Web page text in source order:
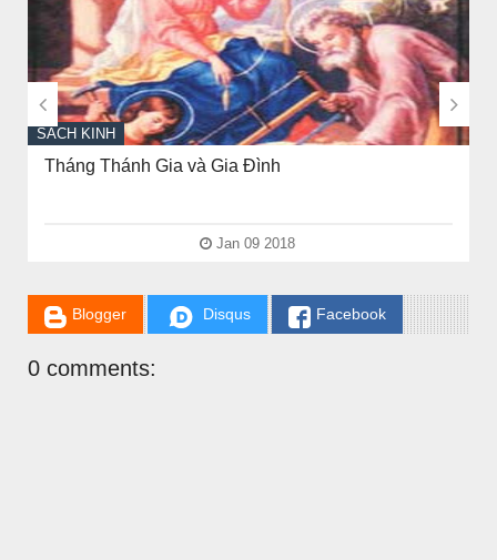
SÁCH KINH
KINH NGẮM ĐÀNG THÁNH GIÁ VÀ ÍT NHIỀU
Jan 06 2018
 
Blogger Disqus Facebook
0 comments: